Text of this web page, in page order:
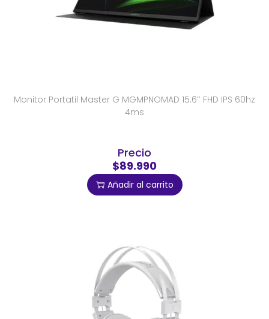
Monitor Portatil Master G MGMPNOMAD 15.6″ FHD IPS 60hz
4ms
Precio
$89.990
Añadir al carrito